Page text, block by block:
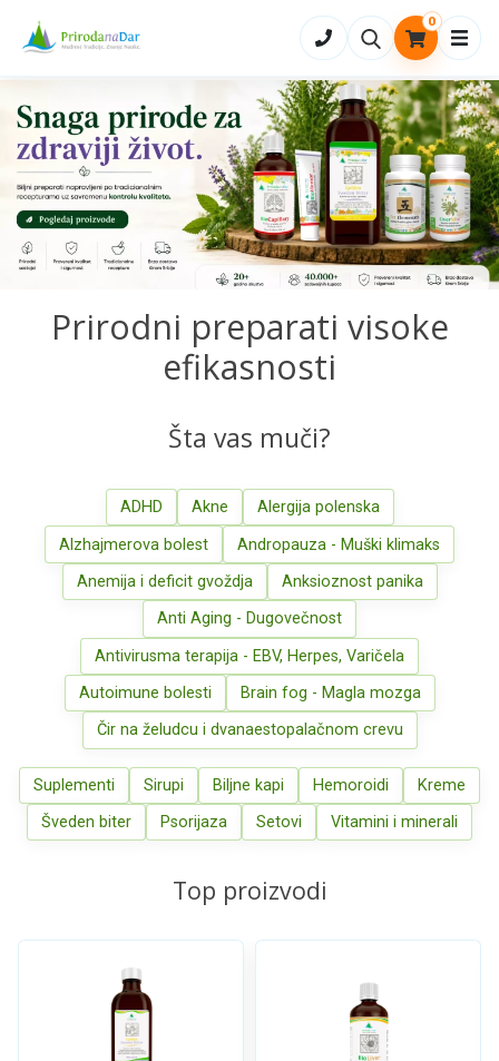
0
Prirodni preparati visoke
efikasnosti
Šta vas muči?
ADHD Akne
Alergija polenska
Alzhajmerova bolest
Andropauza - Muški klimaks
Anemija i deficit gvoždja
Anksioznost panika
Anti Aging - Dugovečnost
Antivirusma terapija - EBV, Herpes, Varičela
Autoimune bolesti
Brain fog - Magla mozga
Čir na želudcu i dvanaestopalačnom crevu
Suplementi Sirupi Biljne kapi Hemoroidi
Kreme
Šveden biter
Psorijaza Setovi Vitamini i minerali
Top proizvodi